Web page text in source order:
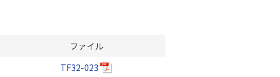
ファイル
TF32-023